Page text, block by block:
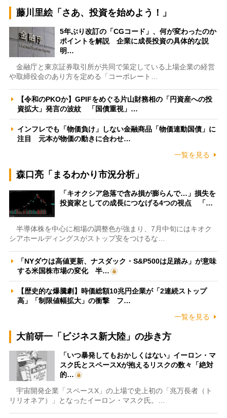
藤川里絵「さあ、投資を始めよう！」
5年ぶり改訂の「CGコード」、何が変わったのか
ポイントを解説 企業に成長投資の具体的な説
明…
金融庁と東京証券取引所が共同で策定している上場企業の経営
や取締役会のあり方を定める「コーポレート…
【令和のPKOか】GPIFをめぐる片山財務相の「円資産への投
資拡大」発言の波紋 「国債重視」…
インフレでも「物価負け」しない金融商品「物価連動国債」に
注目 元本が物価の動きに合わせ…
一覧を見る
森口亮「まるわかり市況分析」
「キオクシア急落で含み損が膨らんで…」損失を
投資家としての成長につなげる4つの視点 「…
半導体株を中心に相場の調整色が強まり、7月中旬にはキオク
シアホールディングスがストップ安をつけるな…
「NYダウは高値更新、ナスダック・S&P500は足踏み」が意味
する米国株市場の変化 半…
【歴史的な爆騰劇】時価総額10兆円企業が「2連続ストップ
高」「制限値幅拡大」の衝撃 フ…
一覧を見る
大前研一「ビジネス新大陸」の歩き方
「いつ暴発してもおかしくはない」イーロン・マ
スク氏とスペースXが抱えるリスクの数々「絶対
的…
宇宙開発企業「スペースX」の上場で史上初の「兆万長者（ト
リリオネア）」となったイーロン・マスク氏。…